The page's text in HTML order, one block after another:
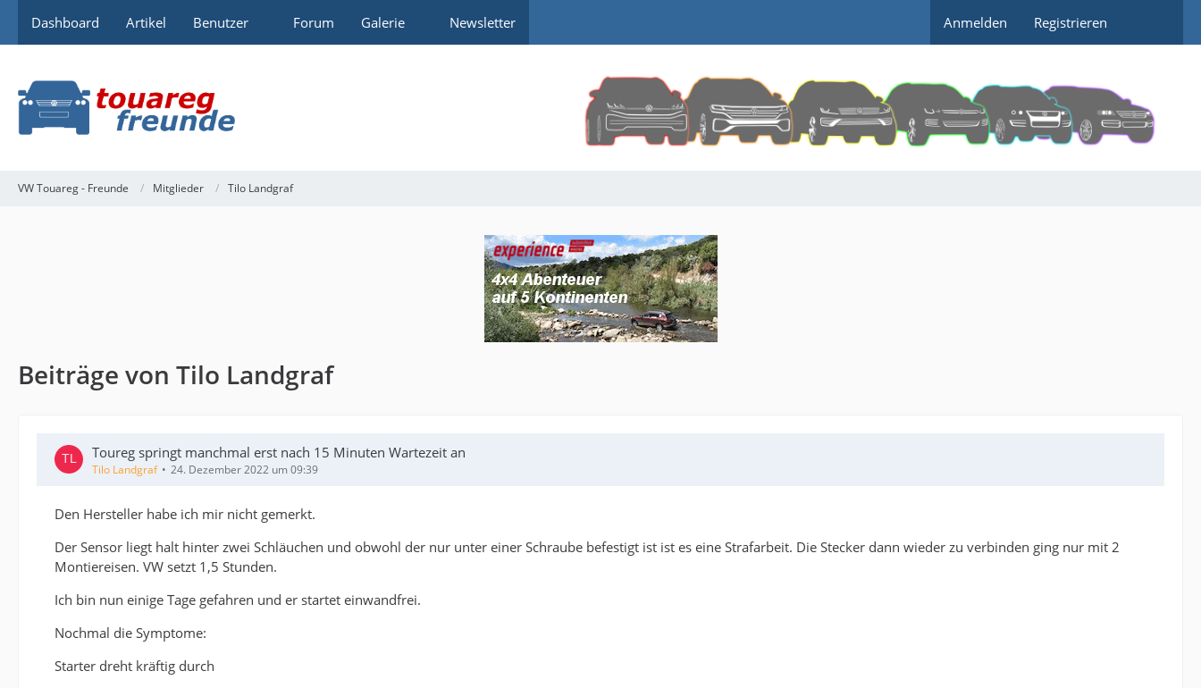
Dashboard Artikel Benutzer Forum Galerie Newsletter Anmelden Registrieren
VW Touareg - Freunde Mitglieder Tilo Landgraf
Beiträge von Tilo Landgraf
Toureg springt manchmal erst nach 15 Minuten Wartezeit an
Tilo Landgraf 24. Dezember 2022 um 09:39
Den Hersteller habe ich mir nicht gemerkt.
Der Sensor liegt halt hinter zwei Schläuchen und obwohl der nur unter einer Schraube befestigt ist ist es eine Strafarbeit. Die Stecker dann wieder zu verbinden ging nur mit 2
Montiereisen. VW setzt 1,5 Stunden.
Ich bin nun einige Tage gefahren und er startet einwandfrei.
Nochmal die Symptome:
Starter dreht kräftig durch